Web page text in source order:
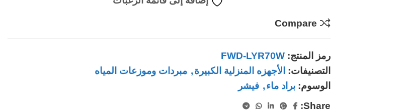
Compare
رمز المنتج: FWD-LYR70W
التصنيفات: الأجهزه المنزلية الكبيرة, مبردات وموزعات المياه
الوسوم: براد ماء, فيشر
Share: